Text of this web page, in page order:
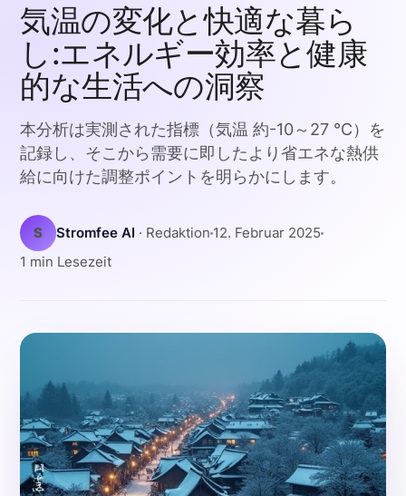
気温の変化と快適な暮ら
し:エネルギー効率と健康
的な生活への洞察
本分析は実測された指標（気温 約-10～27 °C）を
記録し、そこから需要に即したより省エネな熱供
給に向けた調整ポイントを明らかにします。
S Stromfee AI · Redaktion 12. Februar 2025
1 min Lesezeit